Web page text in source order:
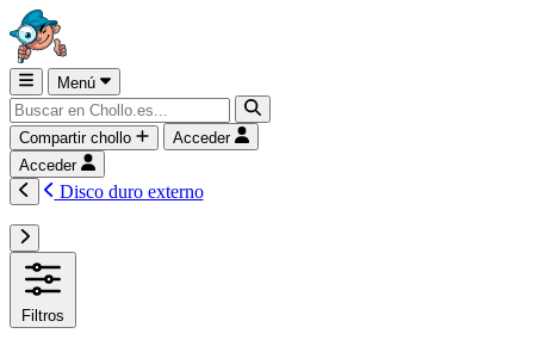
Menú
Compartir chollo
Acceder
Acceder
Disco duro externo
Filtros